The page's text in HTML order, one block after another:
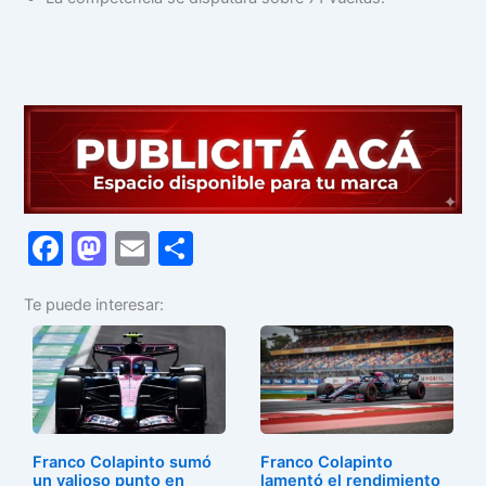
F
c
e
b
o
o
M
st
o
d
o
n
E
ai
l
m
ar
tir
Te puede interesar:
Franco Colapinto sumó
un valioso punto en
Franco Colapinto
lamentó el rendimiento